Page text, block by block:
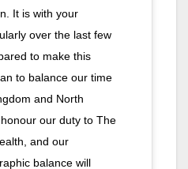
It is with your
over the last few
to make this
to balance our time
and North
our duty to The
and our
balance will